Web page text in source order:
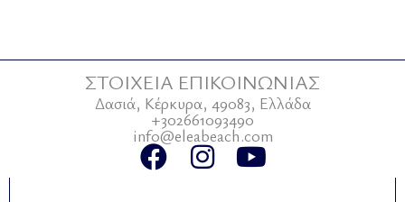
ΣΤΟΙΧΕΙΑ ΕΠΙΚΟΙΝΩΝΙΑΣ
Δασιά, Κέρκυρα, 49083, Ελλάδα
+302661093490
info@eleabeach.com
F
a
I Y